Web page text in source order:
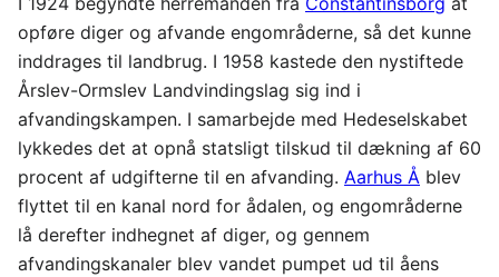
opføre diger og afvande engområderne, så det kunne
inddrages til landbrug. I 1958 kastede den nystiftede
Årslev-Ormslev Landvindingslag sig ind i
afvandingskampen. I samarbejde med Hedeselskabet
lykkedes det at opnå statsligt tilskud til dækning af 60
procent af udgifterne til en afvanding. Aarhus Å blev
flyttet til en kanal nord for ådalen, og engområderne
lå derefter indhegnet af diger, og gennem
afvandingskanaler blev vandet pumpet ud til åens